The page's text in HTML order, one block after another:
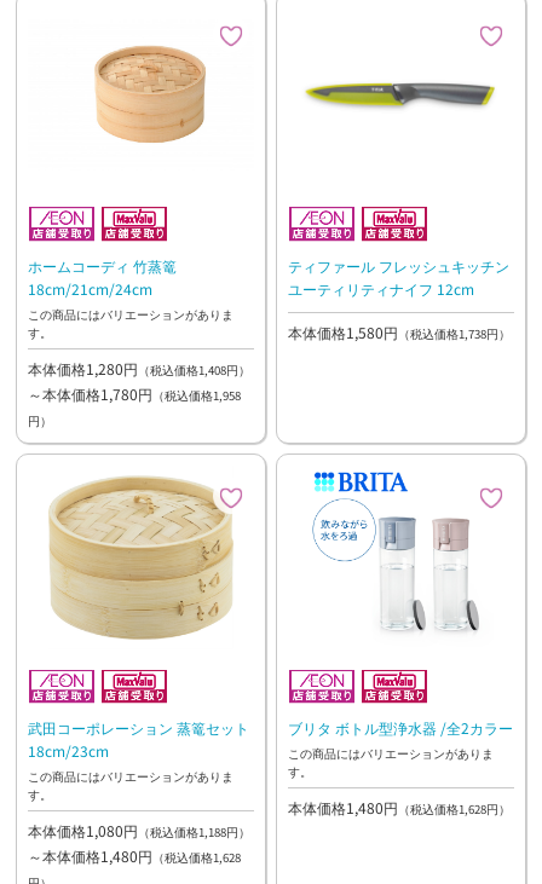
ホームコーディ 竹蒸篭
18cm/21cm/24cm
この商品にはバリエーションがありま
す。
本体価格1,280円 （税込価格1,408円）
～本体価格1,780円 （税込価格1,958
円）
ティファール フレッシュキッチン
ユーティリティナイフ 12cm
本体価格1,580円 （税込価格1,738円）
武田コーポレーション 蒸篭セット
18cm/23cm
この商品にはバリエーションがありま
す。
本体価格1,080円 （税込価格1,188円）
～本体価格1,480円 （税込価格1,628
ブリタ ボトル型浄水器 /全2カラー
この商品にはバリエーションがありま
す。
本体価格1,480円 （税込価格1,628円）